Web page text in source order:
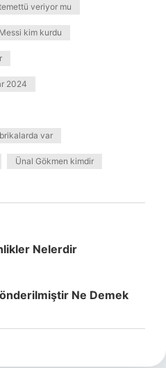
veriyor mu
Messi kim kurdu
2024
var
Ünal Gökmen kimdir
Nelerdir
Ne Demek